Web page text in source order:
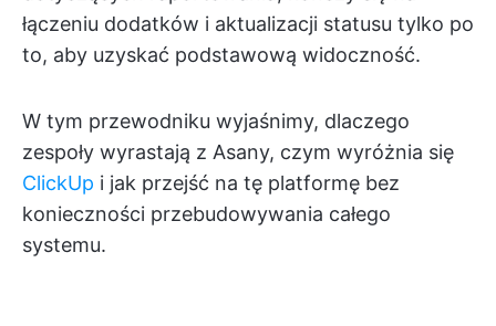
łączeniu dodatków i aktualizacji statusu tylko po
to, aby uzyskać podstawową widoczność.
W tym przewodniku wyjaśnimy, dlaczego
zespoły wyrastają z Asany, czym wyróżnia się
ClickUp i jak przejść na tę platformę bez
konieczności przebudowywania całego
systemu.